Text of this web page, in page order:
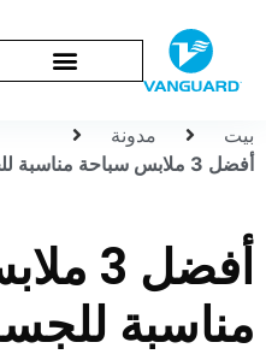
بيت
مدونة
أفضل 3 ملابس سباحة مناسبة للجسم المستطيل
أفضل
مناسبة